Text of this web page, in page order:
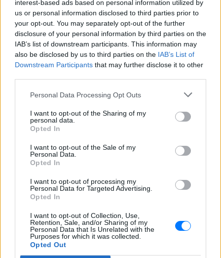
interest-based ads based on personal information utilized by
us or personal information disclosed to third parties prior to
your opt-out. You may separately opt-out of the further
disclosure of your personal information by third parties on the
IAB’s list of downstream participants. This information may
also be disclosed by us to third parties on the IAB’s List of
Downstream Participants that may further disclose it to other
Personal Data Processing Opt Outs
I want to opt-out of the Sharing of my
personal data.
Opted In
I want to opt-out of the Sale of my
Personal Data.
Opted In
I want to opt-out of processing my
Personal Data for Targeted Advertising.
Opted In
I want to opt-out of Collection, Use,
Retention, Sale, and/or Sharing of my
Personal Data that Is Unrelated with the
Purposes for which it was collected.
Opted Out
ΣΤΗΝ ΙΔΙΑ ΚΑΤΗΓΟΡΙΑ
Η Μαριάννα Γεωργαντή είδε
τον Γιώργο Φραγκούλη και
έμεινε άφωνη: «Καλέ, τι
ωραίος που είναι»
έγιναν αφορμή για ένα χαριτωμένο
Γεωργαντή και του Γιάννη Κολοκυθά
δελτίου ειδήσεων
αποκοιμήθηκε on air και έγινε αμέσως
viral - η συμπαρουσιάστριά της τη
Αριελ Κωνσταντινίδη: Τώρα
ασχολούνται με το δέρμα μου,
δεν πρόκειται να κρύβομαι
ΣΉΜΕΡΑ